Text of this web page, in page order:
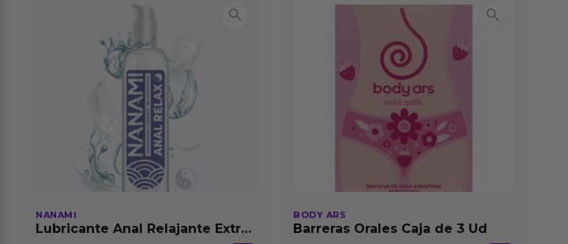
NANAMI
Lubricante Anal Relajante Extra
BODY ARS
Barreras Orales Caja de 3 Ud